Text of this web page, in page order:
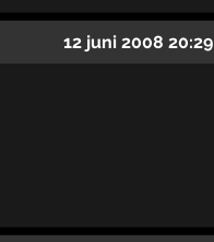
12 juni 2008 20:29